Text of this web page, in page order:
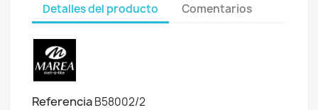
Detalles del producto Comentarios
ReferenciaB58002/2